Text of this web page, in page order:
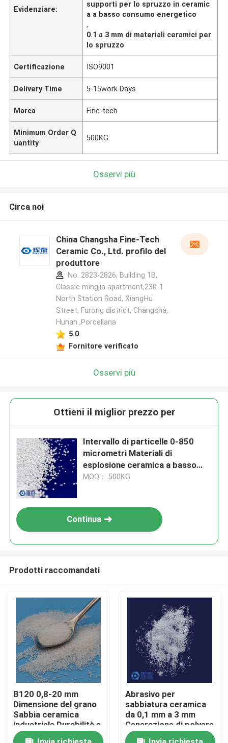
Casa
Prodotti
Chi siamo
Evidenziare:
supporti per lo spruzzo in ceramic
a a basso consumo energetico
,
0.1 a 3 mm di materiali ceramici per
lo spruzzo
Certificazione ISO9001
Delivery Time 5-15work Days
Marca Fine-tech
Minimum Order Q
uantity
500KG
Osservi più
Circa noi
China Changsha Fine-Tech
Ceramic Co., Ltd. profilo del
produttore
No. 2823-2826, Building 1B,
Classic mingjia apartment,230-1
North Station Road, XiangHu
Street, Furong district, Changsha,
Hunan ,Porcellana
5.0
Fornitore verificato
Osservi più
Ottieni il miglior prezzo per
Intervallo di particelle 0-850
micrometri Materiali di
esplosione ceramica a basso
consumo energetico e
MOQ： 500KG
Continua
Prodotti raccomandati
B120 0,8-20 mm
Dimensione del grano
Sabbia ceramica
industriale Durabilità e
prestazioni
Abrasivo per
sabbiatura ceramica
da 0,1 mm a 3 mm
Generazione di polvere
ridotta Progettato per